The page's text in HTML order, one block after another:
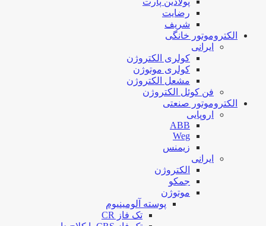
رضایت
شریف
الکتروموتور خانگی
ایرانی
کولری الکتروژن
کولری موتوژن
مشعل الکتروژن
فن کوئل الکتروژن
الکتروموتور صنعتی
اروپایی
ABB
Weg
زیمنس
ایرانی
الکتروژن
جمکو
موتوژن
پوسته آلومینیوم
تک فاز CR